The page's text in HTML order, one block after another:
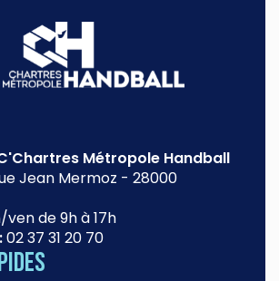
Métropole Handball
Jean Mermoz - 28000
ven de 9h à 17h
02 37 31 20 70